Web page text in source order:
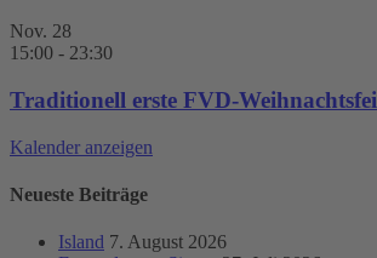
Nov. 28
15:00 - 23:30
Traditionell erste FVD-
Kalender anzeigen
Neueste Beiträge
Island 7. August 2026